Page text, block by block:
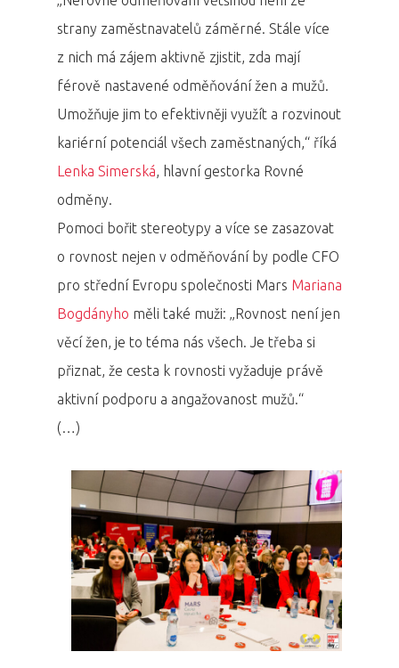
strany zaměstnavatelů záměrné. Stále více
z nich má zájem aktivně zjistit, zda mají
férově nastavené odměňování žen a mužů.
Umožňuje jim to efektivněji využít a rozvinout
kariérní potenciál všech zaměstnaných,“ říká
Lenka Simerská, hlavní gestorka Rovné
odměny.
Pomoci bořit stereotypy a více se zasazovat
o rovnost nejen v odměňování by podle CFO
pro střední Evropu společnosti Mars Mariana
Bogdányho měli také muži: „Rovnost není jen
věcí žen, je to téma nás všech. Je třeba si
přiznat, že cesta k rovnosti vyžaduje právě
aktivní podporu a angažovanost mužů.“
(…)